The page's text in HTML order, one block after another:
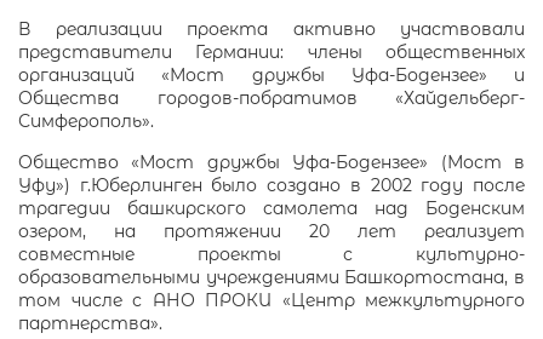
В реализации проекта активно участвовали
представители Германии: члены общественных
организаций «Мост дружбы Уфа-Бодензее» и
Общества городов-побратимов «Хайдельберг-
Симферополь».
Общество «Мост дружбы Уфа-Бодензее» (Мост в
Уфу») г.Юберлинген было создано в 2002 году после
трагедии башкирского самолета над Боденским
озером, на протяжении 20 лет реализует
совместные проекты с культурно-
образовательными учреждениями Башкортостана, в
том числе с АНО ПРОКИ «Центр межкультурного
партнерства».